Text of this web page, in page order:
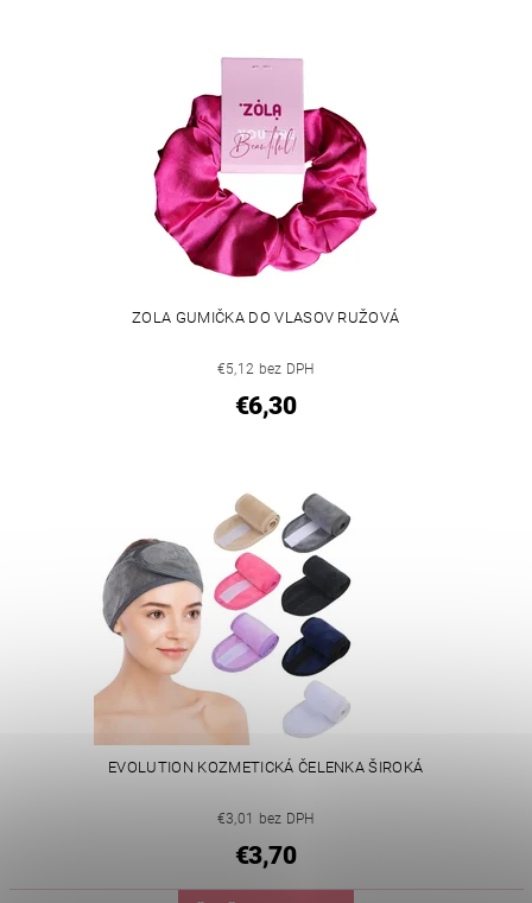
ZOLA GUMIČKA DO VLASOV RUŽOVÁ
€5,12 bez DPH
€6,30
EVOLUTION KOZMETICKÁ ČELENKA ŠIROKÁ
€3,01 bez DPH
€3,70